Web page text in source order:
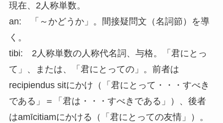
現在、2人称単数。
an: 「～かどうか」。間接疑問文（名詞節）を導
く。
tibi: 2人称単数の人称代名詞、与格。「君にとっ
て」、または、「君にとっての」。前者は
recipiendus sitにかけ（「君にとって・・・すべき
である」＝「君は・・・すべきである」）、後者
はamīcitiamにかける（「君にとっての友情」）。